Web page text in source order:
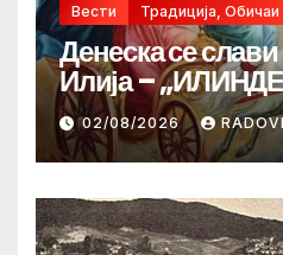
Вести Традиција,
Денеска се
Илија –
02/08/2026